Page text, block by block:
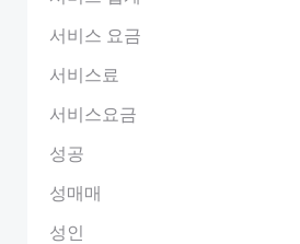
서비스 요금
서비스료
서비스요금
성공
성매매
성인